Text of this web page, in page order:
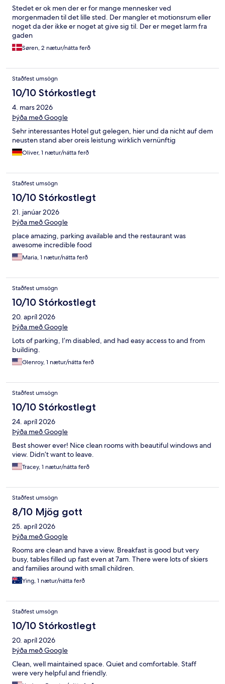
Stedet er ok men der er for mange mennesker ved
morgenmaden til det lille sted. Der mangler et motionsrum eller
noget da der ikke er noget at give sig til. Der er meget larm fra
gaden
Søren, 2 nætur/nátta ferð
Staðfest umsögn
10/10 Stórkostlegt
4. mars 2026
Þýða með Google
Sehr interessantes Hotel gut gelegen, hier und da nicht auf dem
neusten stand aber oreis leistung wirklich vernünftig
Oliver, 1 nætur/nátta ferð
Staðfest umsögn
10/10 Stórkostlegt
21. janúar 2026
Þýða með Google
place amazing, parking available and the restaurant was
awesome incredible food
Maria, 1 nætur/nátta ferð
Staðfest umsögn
10/10 Stórkostlegt
20. apríl 2026
Þýða með Google
Lots of parking, I’m disabled, and had easy access to and from
building.
Glenroy, 1 nætur/nátta ferð
Staðfest umsögn
10/10 Stórkostlegt
24. apríl 2026
Þýða með Google
Best shower ever! Nice clean rooms with beautiful windows and
view. Didn’t want to leave.
Tracey, 1 nætur/nátta ferð
Staðfest umsögn
8/10 Mjög gott
25. apríl 2026
Þýða með Google
Rooms are clean and have a view. Breakfast is good but very
busy, tables filled up fast even at 7am. There were lots of skiers
and families around with small children.
Ying, 1 nætur/nátta ferð
Staðfest umsögn
10/10 Stórkostlegt
20. apríl 2026
Þýða með Google
Clean, well maintained space. Quiet and comfortable. Staff
were very helpful and friendly.